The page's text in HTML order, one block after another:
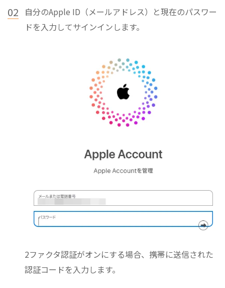
02
自分のApple ID（メールアドレス）と現在のパスワー
ドを入力してサインインします。
2ファクタ認証がオンにする場合、携帯に送信された
認証コードを入力します。